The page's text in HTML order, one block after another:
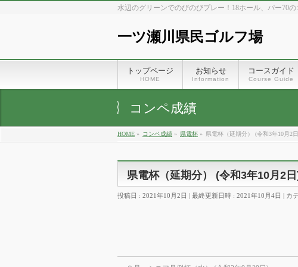
水辺のグリーンでのびのびプレー！18ホール、パー70
一ツ瀬川県民ゴルフ場
トップページ
HOME
お知らせ
Information
コースガイド
Course Guide
コンペ成績
HOME » コンペ成績 » 県電杯 » 県電杯（延期分） (令和3年10月2
県電杯（延期分） (令和3年10月2
投稿日 : 2021年10月2日 最終更新日時 : 2021年10月4日 カ